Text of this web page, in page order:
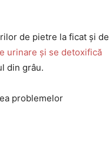
de pietre la ficat și de
urinare și se detoxifică
din grâu.
problemelor